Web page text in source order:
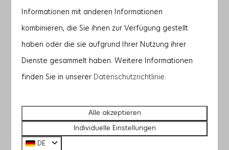
4 Nächte — 1.967 €
6 Nächte — 2.334 € 2.373 €
Informationen mit anderen Informationen
kombinieren, die Sie ihnen zur Verfügung gestellt
haben oder die sie aufgrund Ihrer Nutzung ihrer
Dienste gesammelt haben. Weitere Informationen
finden Sie in unserer Datenschutzrichtlinie
Alle akzeptieren
Individuelle Einstellungen
DE